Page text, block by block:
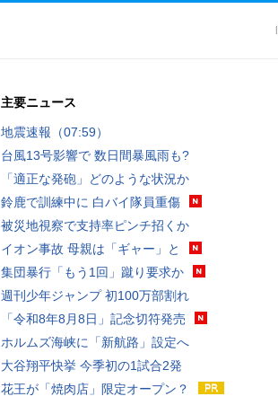
主要ニュース
地震速報（07:59）
台風13号影響で 数日間暴風雨も?
「適正な発砲」どのような状況か
鈴鹿で訓練中に 白バイ隊員重傷
被災地視察で支持率ピンチ招くか
イオン事故 母親は「ギャー」と
集団暴行「もう1回」蹴り要求か
週刊少年ジャンプ 初100万部割れ
「令和8年8月8日」記念切符発売
ホルムズ海峡に「新航路」設定へ
大谷翔平快挙 今季初の1試合2発
花王が「焼肉店」限定オープン？